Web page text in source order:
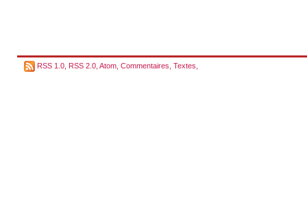
RSS 1.0 RSS 2.0 Atom Commentaires Textes